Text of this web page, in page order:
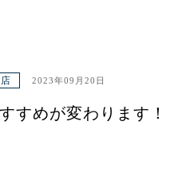
2023年09月20日
すめが変わります！